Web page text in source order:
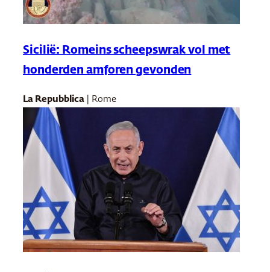
Sicilië: Romeins scheepswrak vol met
honderden amforen gevonden
La Repubblica | Rome